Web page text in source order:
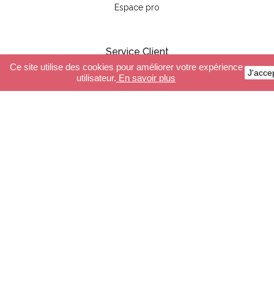
Espace pro
Service Client
Paiement sécurisé
Ce site utilise des cookies pour améliorer votre expérience
utilisateur. En savoir plus